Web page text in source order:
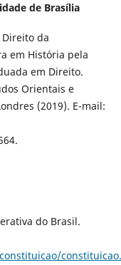
de Brasília
Direito da
em História pela
em Direito.
Orientais e
(2019). E-mail:
do Brasil.